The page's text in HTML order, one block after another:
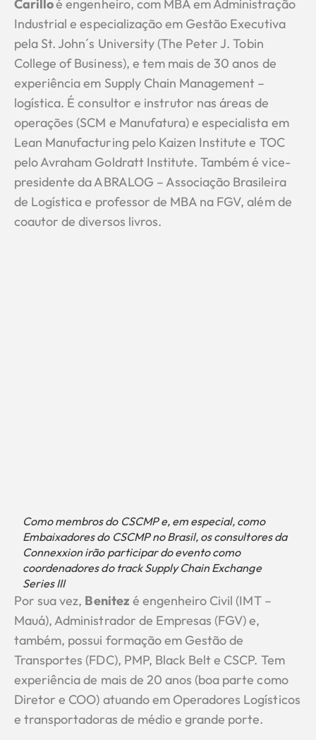
Carilloé engenheiro, com MBA em Administração
Industrial e especialização em Gestão Executiva
pela St. John´s University (The Peter J. Tobin
College of Business), e tem mais de 30 anos de
experiência em Supply Chain Management –
logística. É consultor e instrutor nas áreas de
operações (SCM e Manufatura) e especialista em
Lean Manufacturing pelo Kaizen Institute e TOC
pelo Avraham Goldratt Institute. Também é vice-
presidente da ABRALOG – Associação Brasileira
de Logística e professor de MBA na FGV, além de
coautor de diversos livros.
Como membros do CSCMP e, em especial, como
Embaixadores do CSCMP no Brasil, os consultores da
Connexxion irão participar do evento como
coordenadores do track Supply Chain Exchange
Series III
Por sua vez, Benitez é engenheiro Civil (IMT –
Mauá), Administrador de Empresas (FGV) e,
também, possui formação em Gestão de
Transportes (FDC), PMP, Black Belt e CSCP. Tem
experiência de mais de 20 anos (boa parte como
Diretor e COO) atuando em Operadores Logísticos
e transportadoras de médio e grande porte.